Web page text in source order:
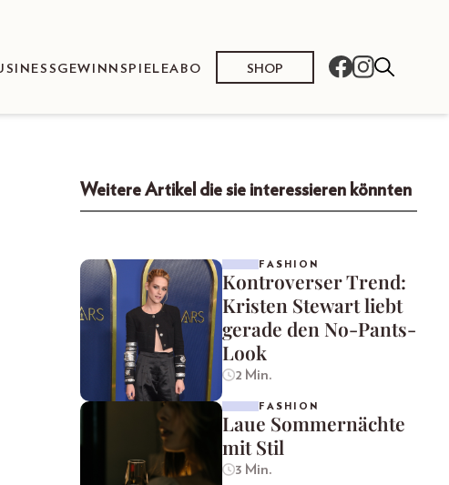
GEWINNSPIELEABO SHOP
Weitere Artikel die sie interessieren könnten
FASHION
Kontroverser Trend:
Kristen Stewart liebt
gerade den No-Pants-
Look
2 Min.
FASHION
Laue Sommernächte
mit Stil
3 Min.